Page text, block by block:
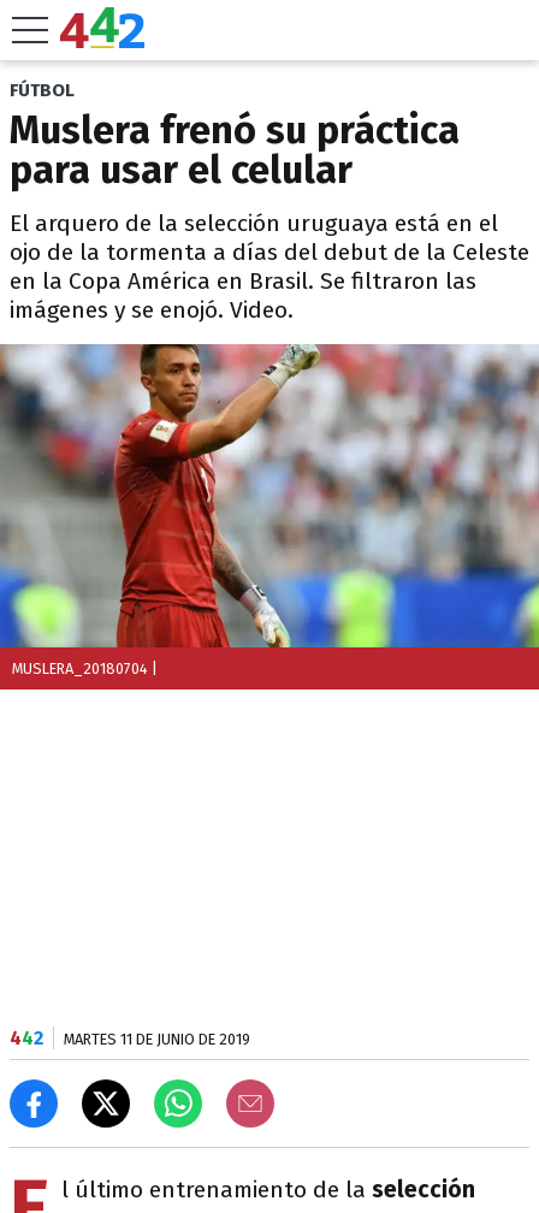
FÚTBOL
Muslera frenó su práctica
para usar el celular
El arquero de la selección uruguaya está en el
ojo de la tormenta a días del debut de la Celeste
en la Copa América en Brasil. Se filtraron las
imágenes y se enojó. Video.
MUSLERA_20180704
442 MARTES 11 DE JUNIO DE 2019
l último entrenamiento de la selección